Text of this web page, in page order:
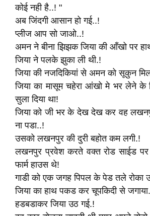
कोई नही है..! "
अब जिंदगी आसान हो गई..!
प्लीज आप सो जाओ..!
अमन ने बीना झिझक जिया की आँखो पर
जिया ने पलके झुका ली थी.!
जिया की नजदिकियां से अमन को सूकुन
जिया का मासूम चहेरा आंखो मे भर लेने
सुला दिया था!
जिया को जी भर के देख देख कर वह
ना पडा..!
उसको लखनपुर की दुरी बहोत कम लगी.!
लखनपुर प्रवेश करते वक्त रोड साईड
फार्म हाउस थे!
गाडी को एक जगह पिपल के पेड तले रोका
जिया का हाथ पकड कर चूपकिदी से जगाया.
हडबडाकर जिया उठ गई.!